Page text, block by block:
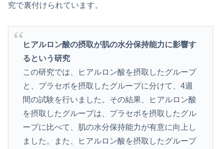
究で裏付けられています。
ヒアルロン酸の摂取が肌の水分保持能力に影響す
るという研究
この研究では、ヒアルロン酸を摂取したグループ
と、プラセボを摂取したグループに分けて、4週
間の試験を行いました。その結果、ヒアルロン酸
を摂取したグループは、プラセボを摂取したグル
ープに比べて、肌の水分保持能力が有意に向上し
ました。また、ヒアルロン酸を摂取したグループ